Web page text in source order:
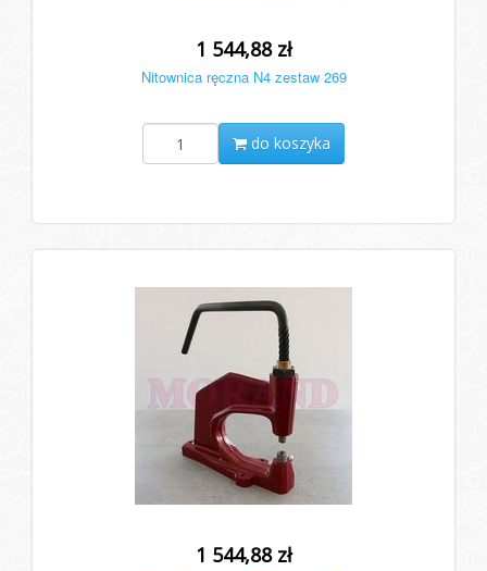
1 544,88 zł
Nitownica ręczna N4 zestaw 269
do koszyka
1 544,88 zł